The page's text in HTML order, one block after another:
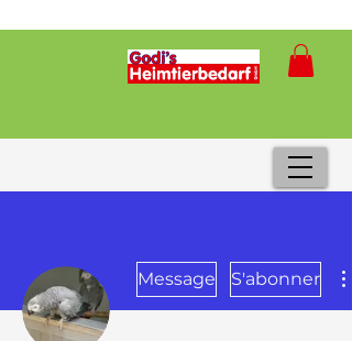
Message S'abonner